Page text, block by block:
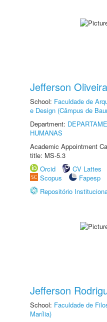
Jefferson
School: Faculdade de
e Design (Câmpus de
Department:
HUMANAS
Academic Appointment
title: MS-5.3
Orcid
CV Lattes
Scopus
Fapesp
Repositório
Jefferson
School: Faculdade de
Marília)